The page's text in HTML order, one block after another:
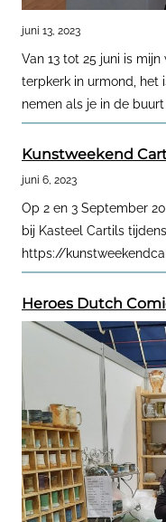
juni 13, 2023
Van 13 tot 25 juni is
terpkerk in urmond, het
nemen als je in de
Kunstweekend
juni 6, 2023
Op 2 en 3 September
bij Kasteel Cartils
https://
Heroes Dutch